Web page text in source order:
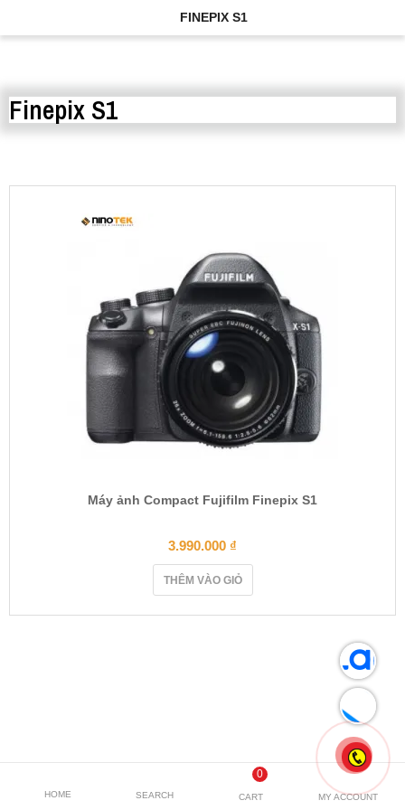
FINEPIX S1
Finepix S1
Máy ảnh Compact Fujifilm Finepix S1
3.990.000 ₫
THÊM VÀO GIỎ
HOME SEARCH
0
CART MY ACCOUNT